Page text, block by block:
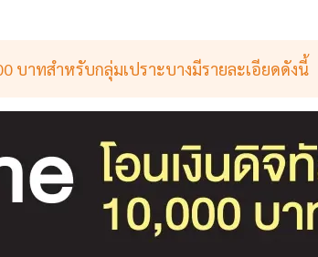
บาทสำหรับกลุ่มเปราะบางมีรายละเอียดดังนี้